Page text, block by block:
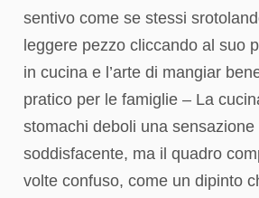
sentivo come se stessi
leggere pezzo cliccando al suo
in cucina e l’arte di mangiar
pratico per le famiglie – La
stomachi deboli una
soddisfacente, ma il quadro
volte confuso, come un dipinto